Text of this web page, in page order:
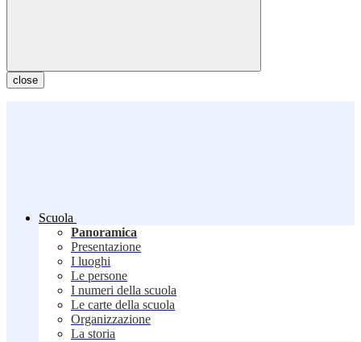
close
Scuola
Panoramica
Presentazione
I luoghi
Le persone
I numeri della scuola
Le carte della scuola
Organizzazione
La storia